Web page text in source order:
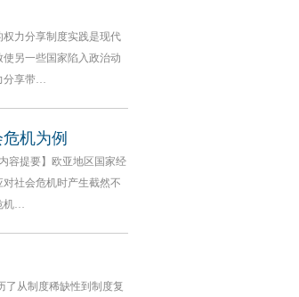
力分享制度实践是现代
另一些国家陷入政治动
分享带…
机为例
容提要】欧亚地区国家经
社会危机时产生截然不
机…
了从制度稀缺性到制度复